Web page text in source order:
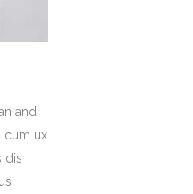
and
cum ux
dis